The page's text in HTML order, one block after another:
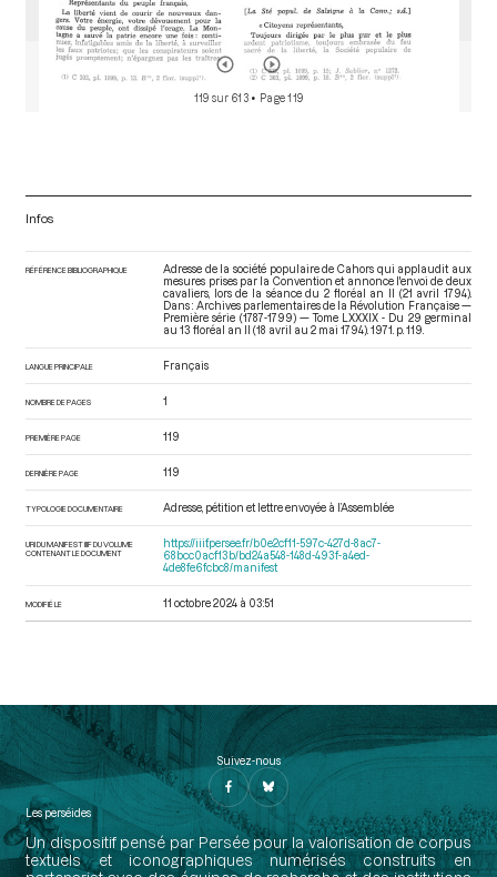
119 sur 613 • Page 119
Infos
RÉFÉRENCE BIBLIOGRAPHIQUE
Adresse de la société populaire de Cahors qui applaudit aux
mesures prises par la Convention et annonce l'envoi de deux
cavaliers, lors de la séance du 2 floréal an II (21 avril 1794).
Dans : Archives parlementaires de la Révolution Française —
Première série (1787-1799) — Tome LXXXIX - Du 29 germinal
au 13 floréal an II (18 avril au 2 mai 1794) . 1971. p. 119.
LANGUE PRINCIPALE Français
NOMBRE DE PAGES 1
PREMIÈRE PAGE 119
DERNIÈRE PAGE 119
TYPOLOGIE DOCUMENTAIRE Adresse, pétition et lettre envoyée à l’Assemblée
URI DU MANIFEST IIIF DU VOLUME
CONTENANT LE DOCUMENT
https://iiif.persee.fr/b0e2cf11-597c-427d-8ac7-
68bcc0acf13b/bd24a548-148d-493f-a4ed-
4de8fe6fcbc8/manifest
MODIFIÉ LE 11 octobre 2024 à 03:51
Suivez-nous
Les perséides
Un dispositif pensé par Persée pour la valorisation de corpus
textuels et iconographiques numérisés construits en